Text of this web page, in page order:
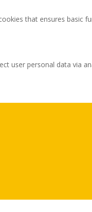
that ensures basic
user personal data via